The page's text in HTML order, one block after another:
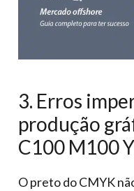
3. Erros
produção
C100 M100
O preto do CMYK